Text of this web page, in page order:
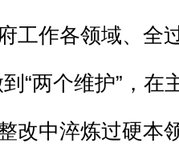
工作各领域、全
“两个维护”，在
改中淬炼过硬本